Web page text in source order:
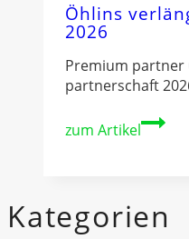
Öhlins
2026
Premium partner
partnerschaft
zum Artikel
Öhlins
Kategorien